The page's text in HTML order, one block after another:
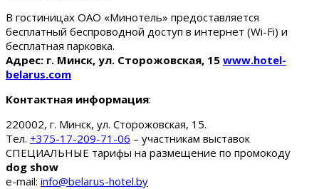
В гостиницах ОАО «Минотель» предоставляется
бесплатный беспроводной доступ в интернет (Wi-Fi) и
бесплатная парковка.
Адрес: г. Минск, ул. Сторожовская, 15 www.hotel-
belarus.com
Контактная информация:
220002, г. Минск, ул. Сторожовская, 15.
Тел. +375-17-209-71-06 – участникам выставок
СПЕЦИАЛЬНЫЕ тарифы на размещение по промокоду
dog show
e-mail: info@belarus-hotel.by